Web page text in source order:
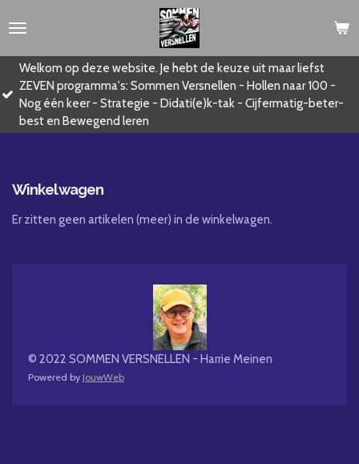
direct
de
hoofdinhoud
deze website. Je hebt de keuze uit maar liefst
Sommen Versnellen - Hollen naar 100 -
- Strategie - Didati(e)k-tak - Cijfermatig-beter-
leren
En wat
bij!
Winkelwagen
Er zitten geen artikelen (meer) in de winkelwagen.
© 2022 SOMMEN VERSNELLEN - Harrie Meinen
Powered by JouwWeb